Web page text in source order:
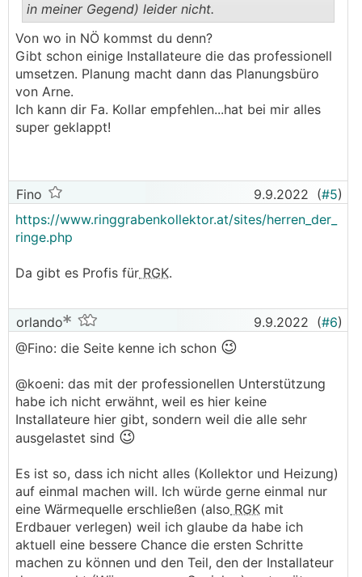
..
in meiner Gegend) leider nicht.
Von wo in NÖ kommst du denn?
Gibt schon einige Installateure die das professionell
umsetzen. Planung macht dann das Planungsbüro
von Arne.
Ich kann dir Fa. Kollar empfehlen...hat bei mir alles
super geklappt!
Fino 9.9.2022 (#5)
https://www.ringgrabenkollektor.at/sites/herren_der_
ringe.php
Da gibt es Profis für RGK.
orlando 9.9.2022 (#6)
@Fino: die Seite kenne ich schon 😉
@koeni: das mit der professionellen Unterstützung
habe ich nicht erwähnt, weil es hier keine
Installateure hier gibt, sondern weil die alle sehr
ausgelastet sind 😉
Es ist so, dass ich nicht alles (Kollektor und Heizung)
auf einmal machen will. Ich würde gerne einmal nur
eine Wärmequelle erschließen (also RGK mit
Erdbauer verlegen) weil ich glaube da habe ich
aktuell eine bessere Chance die ersten Schritte
machen zu können und den Teil, den der Installateur